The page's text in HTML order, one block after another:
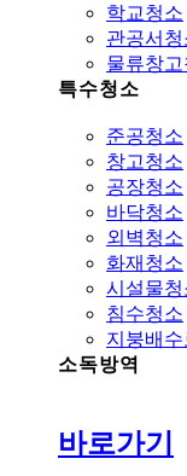
학교청소
관공서청
물류창고
특수청소
준공청소
창고청소
공장청소
바닥청소
외벽청소
화재청소
시설물청
침수청소
지붕배
소독방역
바로가기